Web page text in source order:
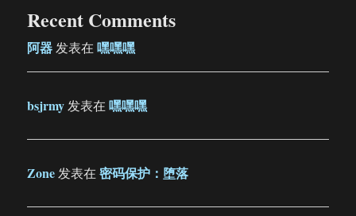
Recent Comments
阿器发表在嘿嘿嘿
bsjrmy发表在嘿嘿嘿
Zone发表在密码保护：堕落